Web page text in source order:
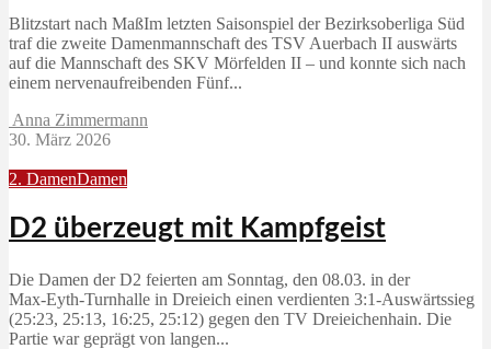
Blitzstart nach MaßIm letzten Saisonspiel der Bezirksoberliga Süd
traf die zweite Damenmannschaft des TSV Auerbach II auswärts
auf die Mannschaft des SKV Mörfelden II – und konnte sich nach
einem nervenaufreibenden Fünf...
Anna Zimmermann
30. März 2026
2. DamenDamen
D2 überzeugt mit Kampfgeist
Die Damen der D2 feierten am Sonntag, den 08.03. in der
Max‑Eyth‑Turnhalle in Dreieich einen verdienten 3:1‑Auswärtssieg
(25:23, 25:13, 16:25, 25:12) gegen den TV Dreieichenhain. Die
Partie war geprägt von langen...